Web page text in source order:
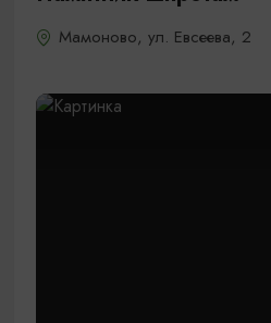
Мамоново, ул. Евсеева, 2